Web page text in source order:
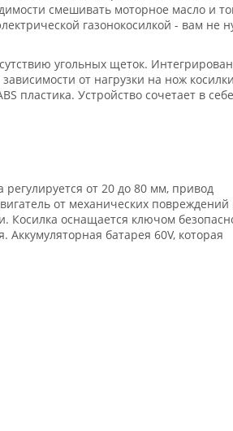
смешивать моторное масло и
газонокосилкой - вам не
угольных щеток.
от нагрузки на нож
пластика. Устройство сочетает в
от 20 до 80 мм, привод
от механических повреждений
оснащается ключом
батарея 60V, которая